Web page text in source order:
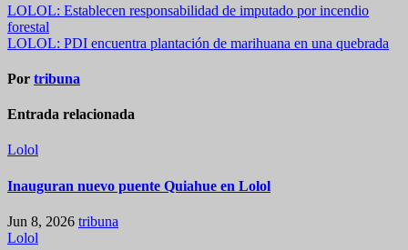
Navegación
de
LOLOL: Establecen responsabilidad de imputado por incendio
forestal
LOLOL: PDI encuentra plantación de marihuana en una quebrada
Por tribuna
Entrada relacionada
Lolol
Inauguran nuevo puente Quiahue en Lolol
Jun 8, 2026 tribuna
Lolol